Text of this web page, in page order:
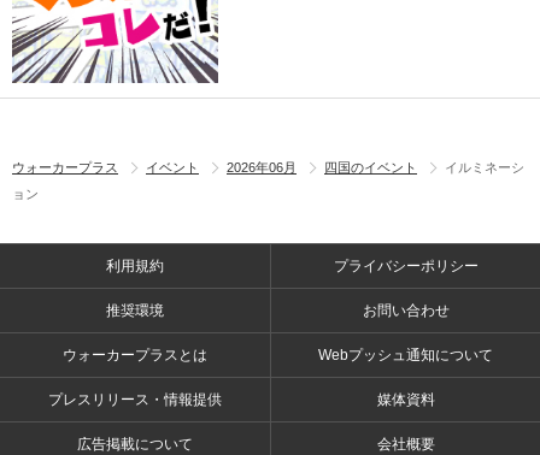
ウォーカープラス イベント 2026年06月 四国のイベント
イルミネーシ
ョン
利用規約 プライバシーポリシー
推奨環境 お問い合わせ
ウォーカープラスとは Webプッシュ通知について
プレスリリース・情報提供 媒体資料
広告掲載について 会社概要